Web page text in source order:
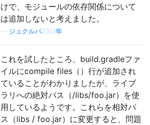
けで、モジュールの依存関係について
は追加しないと考えました。
ジュクルパ2013年
これを試したところ、build.gradleファ
イルにcompile files（）行が追加され
ていることがわかりましたが、ライブ
ラリへの絶対パス（/libs/foo.jar）を使
用しているようです。これらを相対パ
ス（libs / foo.jar）に変更すると、問題